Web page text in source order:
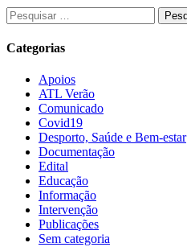
Categorias
Apoios
ATL Verão
Comunicado
Covid19
Desporto, Saúde e Bem-estar
Documentação
Edital
Educação
Informação
Intervenção
Publicações
Sem categoria